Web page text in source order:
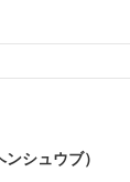
シュウブ）